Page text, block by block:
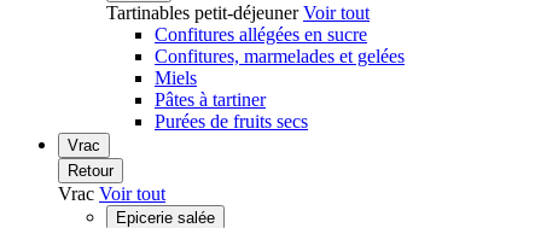
Tartinables petit-déjeunerVoir tout
Confitures allégées en sucre
Confitures, marmelades et gelées
Miels
Pâtes à tartiner
Purées de fruits secs
Vrac
Retour
Vrac Voir tout
Epicerie salée